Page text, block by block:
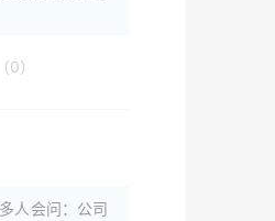
0）
人会问：公司